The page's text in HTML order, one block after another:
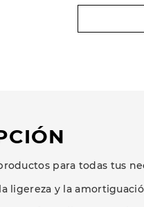
para todas tus
ligereza y la